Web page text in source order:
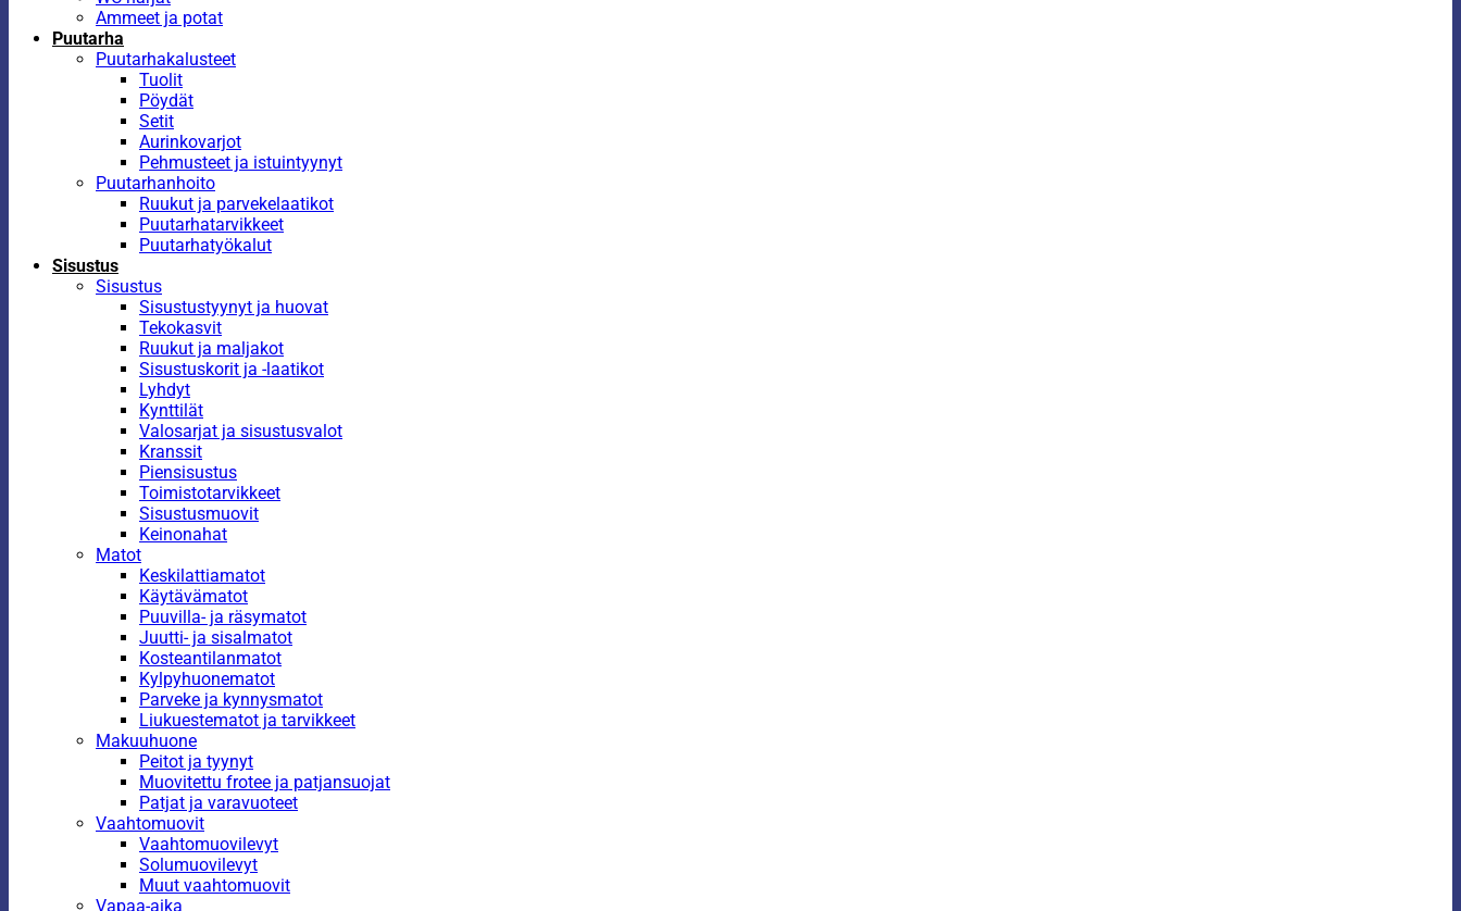
Ammeet ja potat
Puutarha
Puutarhakalusteet
Tuolit
Pöydät
Setit
Aurinkovarjot
Pehmusteet ja istuintyynyt
Puutarhanhoito
Ruukut ja parvekelaatikot
Puutarhatarvikkeet
Puutarhatyökalut
Sisustus
Sisustus
Sisustustyynyt ja huovat
Tekokasvit
Ruukut ja maljakot
Sisustuskorit ja -laatikot
Lyhdyt
Kynttilät
Valosarjat ja sisustusvalot
Kranssit
Piensisustus
Toimistotarvikkeet
Sisustusmuovit
Keinonahat
Matot
Keskilattiamatot
Käytävämatot
Puuvilla- ja räsymatot
Juutti- ja sisalmatot
Kosteantilanmatot
Kylpyhuonematot
Parveke ja kynnysmatot
Liukuestematot ja tarvikkeet
Makuuhuone
Peitot ja tyynyt
Muovitettu frotee ja patjansuojat
Patjat ja varavuoteet
Vaahtomuovit
Vaahtomuovilevyt
Solumuovilevyt
Muut vaahtomuovit
Vapaa-aika